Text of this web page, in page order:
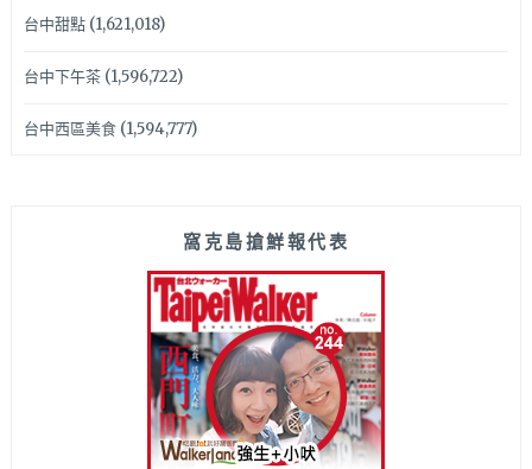
台中甜點(1,621,018)
台中下午茶(1,596,722)
台中西區美食(1,594,777)
窩克島搶鮮報代表